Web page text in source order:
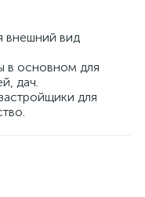
внешний вид
в основном для
дач.
для